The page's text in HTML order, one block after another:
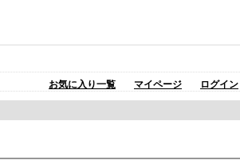
お気に入り一覧
マイページ ログイン